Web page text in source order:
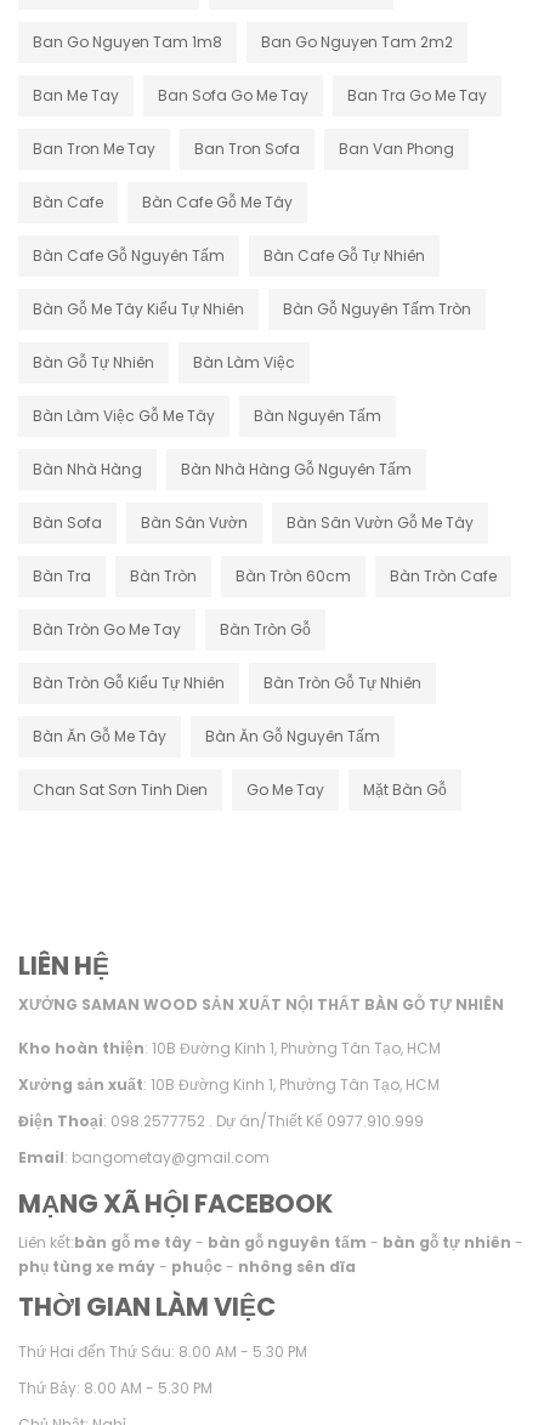
Ban Go Nguyen Tam 1m8 Ban Go Nguyen Tam 2m2
Ban Me Tay Ban Sofa Go Me Tay Ban Tra Go Me Tay
Ban Tron Me Tay Ban Tron Sofa Ban Van Phong
Bàn Cafe Bàn Cafe Gỗ Me Tây
Bàn Cafe Gỗ Nguyên Tấm Bàn Cafe Gỗ Tự Nhiên
Bàn Gỗ Me Tây Kiểu Tự Nhiên Bàn Gỗ Nguyên Tấm Tròn
Bàn Gỗ Tự Nhiên Bàn Làm Việc
Bàn Làm Việc Gỗ Me Tây Bàn Nguyên Tấm
Bàn Nhà Hàng Bàn Nhà Hàng Gỗ Nguyên Tấm
Bàn Sofa Bàn Sân Vườn Bàn Sân Vườn Gỗ Me Tây
Bàn Tra Bàn Tròn Bàn Tròn 60cm Bàn Tròn Cafe
Bàn Tròn Go Me Tay Bàn Tròn Gỗ
Bàn Tròn Gỗ Kiểu Tự Nhiên Bàn Tròn Gỗ Tự Nhiên
Bàn Ăn Gỗ Me Tây Bàn Ăn Gỗ Nguyên Tấm
Chan Sat Sơn Tinh Dien Go Me Tay Mặt Bàn Gỗ
LIÊN HỆ
XƯỞNG SAMAN WOOD SẢN XUẤT NỘI THẤT BÀN GỖ TỰ NHIÊN
Kho hoàn thiện: 10B Đường Kinh 1, Phường Tân Tạo, HCM
Xưởng sản xuất: 10B Đường Kinh 1, Phường Tân Tạo, HCM
Điện Thoại: 098.2577752 . Dự án/Thiết Kế 0977.910.999
Email: bangometay@gmail.com
MẠNG XÃ HỘI FACEBOOK
Liên kết:bàn gỗ me tây- bàn gỗ nguyên tấm - bàn gỗ tự nhiên -
phụ tùng xe máy- phuộc- nhông sên dĩa
THỜI GIAN LÀM VIỆC
Thứ Hai đến Thứ Sáu: 8.00 AM - 5.30 PM
Thứ Bảy: 8.00 AM - 5.30 PM